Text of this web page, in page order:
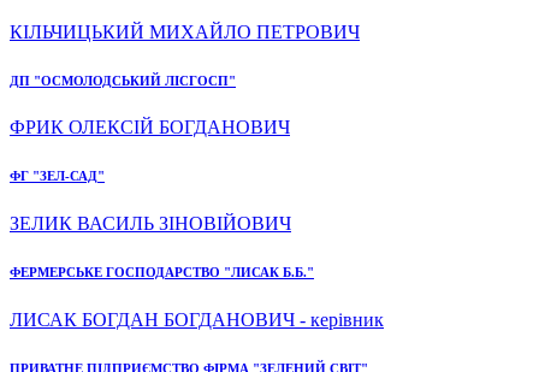
КІЛЬЧИЦЬКИЙ МИХАЙЛО ПЕТРОВИЧ
ДП "ОСМОЛОДСЬКИЙ ЛІСГОСП"
ФРИК ОЛЕКСІЙ БОГДАНОВИЧ
ФГ "ЗЕЛ-САД"
ЗЕЛИК ВАСИЛЬ ЗІНОВІЙОВИЧ
ФЕРМЕРСЬКЕ ГОСПОДАРСТВО "ЛИСАК Б.Б."
ЛИСАК БОГДАН БОГДАНОВИЧ - керівник
ПРИВАТНЕ ПІДПРИЄМСТВО ФІРМА "ЗЕЛЕНИЙ СВІТ"